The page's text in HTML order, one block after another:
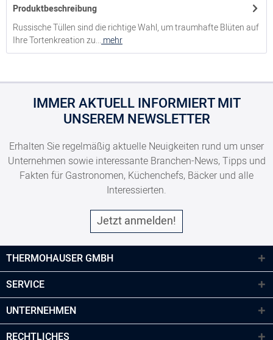
Produktbeschreibung
Russische Tüllen sind die richtige Wahl, um traumhafte Blüten auf
Ihre Tortenkreation zu... mehr
IMMER AKTUELL INFORMIERT MIT
UNSEREM NEWSLETTER
Erhalten Sie regelmäßig aktuelle Neuigkeiten rund um unser
Unternehmen sowie interessante Branchen-News, Tipps und
Fakten für Gastronomen, Küchenchefs, Bäcker und alle
Interessierten.
Jetzt anmelden!
THERMOHAUSER GMBH
SERVICE
UNTERNEHMEN
RECHTLICHES